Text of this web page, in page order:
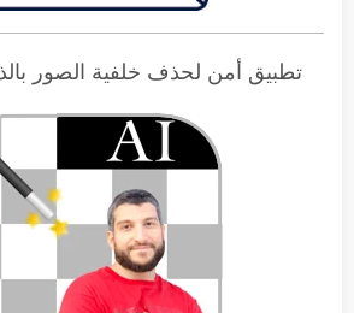
تطبيق أمن لحذف خلفية الصور